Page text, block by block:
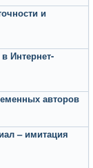
и
Интернет-
авторов
– имитация